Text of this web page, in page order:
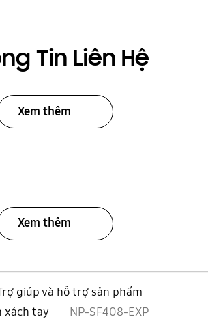
Tin Liên Hệ
Xem thêm
Xem thêm
giúp và hỗ trợ sản phẩm
xách tay NP-SF408-EXP